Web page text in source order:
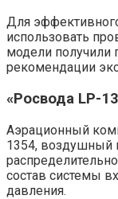
Для
использовать
модели получили
рекомендации
«Росвода LP-
Аэрационный
1354, воздушный
состав системы
давления.